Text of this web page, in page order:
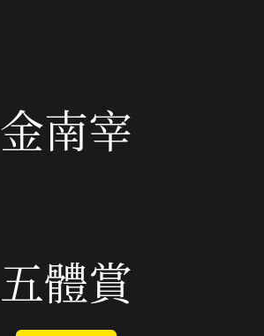
金南宰
五體賞